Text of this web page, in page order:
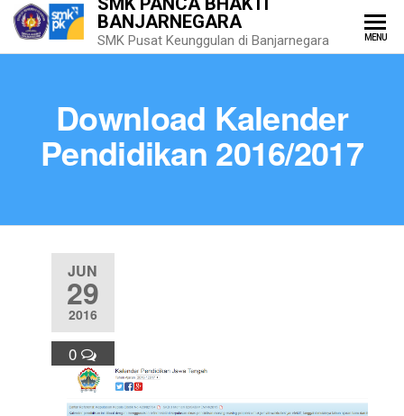
BANJARNEGARA
SMK Pusat Keunggulan di Banjarnegara MENU
Download Kalender
Pendidikan 2016/2017
JUN
29
2016
0